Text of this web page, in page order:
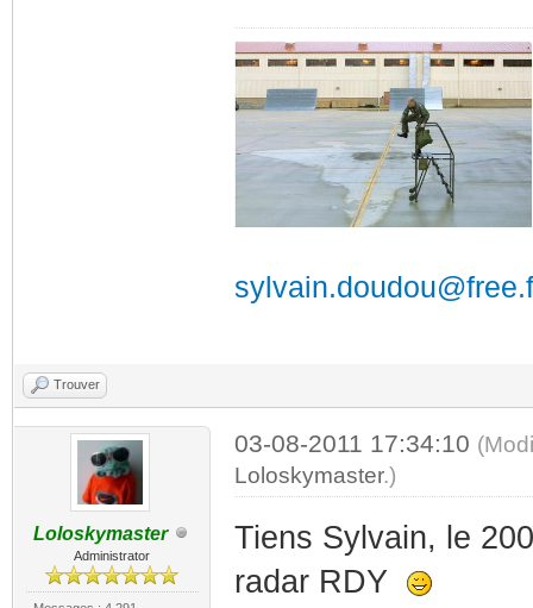
Trouver
Loloskymaster
Administrator
03-08-2011 17:34:10
Loloskymaster.)
Tiens Sylvain, le
radar RDY